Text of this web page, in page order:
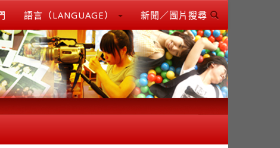
語言（LANGUAGE） 新聞／圖片搜尋